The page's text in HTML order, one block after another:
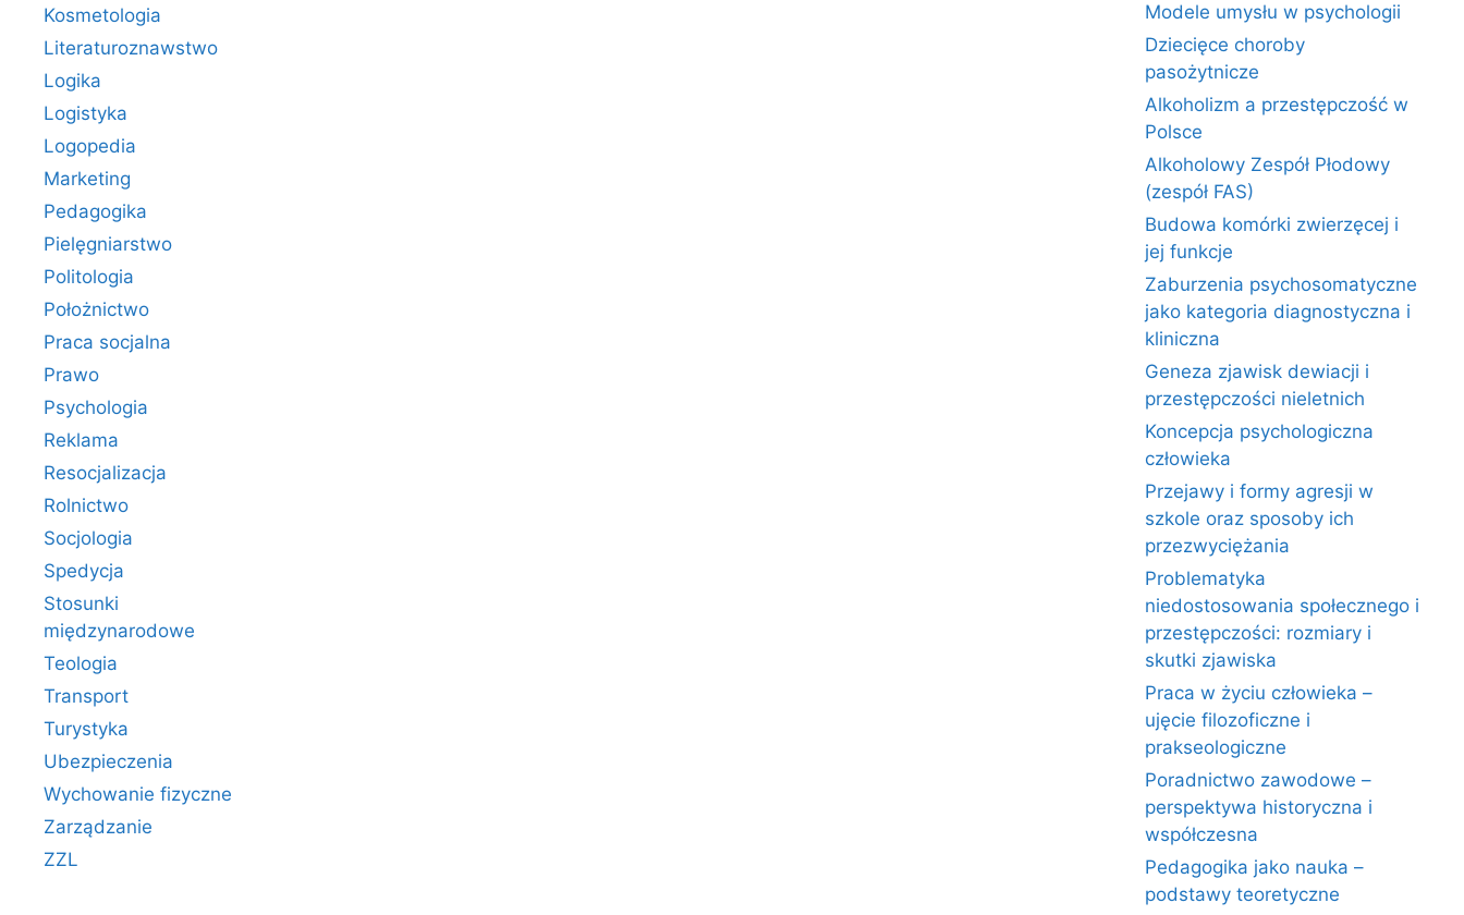
Kosmetologia
Literaturoznawstwo
Logika
Logistyka
Logopedia
Marketing
Pedagogika
Pielęgniarstwo
Politologia
Położnictwo
Praca socjalna
Prawo
Psychologia
Reklama
Resocjalizacja
Rolnictwo
Socjologia
Spedycja
Stosunki
międzynarodowe
Teologia
Transport
Turystyka
Ubezpieczenia
Wychowanie fizyczne
Zarządzanie
ZZL
Modele umysłu w psychologii
Dziecięce choroby
pasożytnicze
Alkoholizm a przestępczość w
Polsce
Alkoholowy Zespół Płodowy
(zespół FAS)
Budowa komórki zwierzęcej i
jej funkcje
Zaburzenia psychosomatyczne
jako kategoria diagnostyczna i
kliniczna
Geneza zjawisk dewiacji i
przestępczości nieletnich
Koncepcja psychologiczna
człowieka
Przejawy i formy agresji w
szkole oraz sposoby ich
przezwyciężania
Problematyka
niedostosowania społecznego i
przestępczości: rozmiary i
skutki zjawiska
Praca w życiu człowieka –
ujęcie filozoficzne i
prakseologiczne
Poradnictwo zawodowe –
perspektywa historyczna i
współczesna
Pedagogika jako nauka –
podstawy teoretyczne